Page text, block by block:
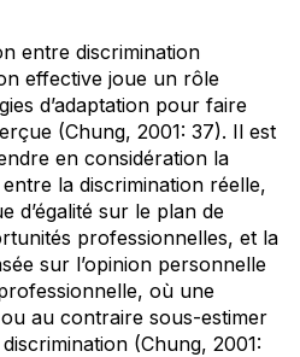
entre discrimination
effective joue un rôle
d’adaptation pour faire
(Chung, 2001: 37). Il est
en considération la
entre la discrimination réelle,
d’égalité sur le plan de
professionnelles, et la
sur l’opinion personnelle
où une
au contraire sous-estimer
(Chung, 2001: